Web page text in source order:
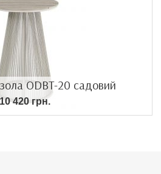
ODBT-20 садовий
10 420 грн.